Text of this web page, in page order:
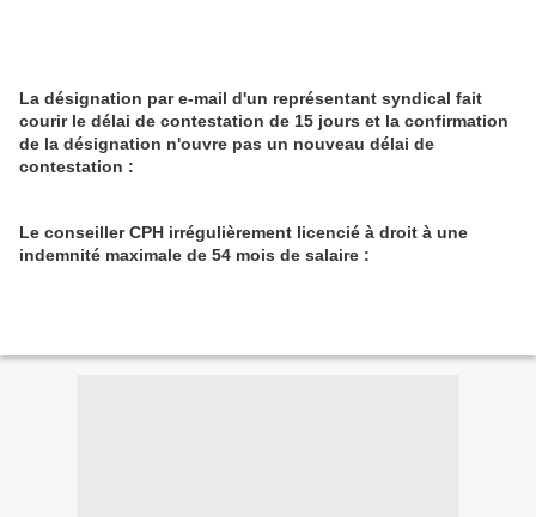
La désignation par e-mail d'un représentant syndical fait
courir le délai de contestation de 15 jours et la confirmation
de la désignation n'ouvre pas un nouveau délai de
contestation :
Le conseiller CPH irrégulièrement licencié à droit à une
indemnité maximale de 54 mois de salaire :